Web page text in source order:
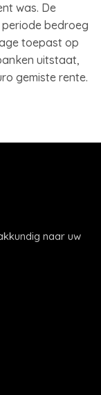
was. De
bedroeg
toepast op
uitstaat,
gemiste rente.
naar uw